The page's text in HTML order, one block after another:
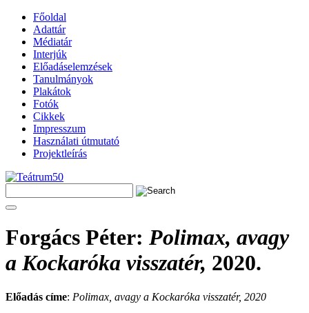
Főoldal
Adattár
Médiatár
Interjúk
Előadáselemzések
Tanulmányok
Plakátok
Fotók
Cikkek
Impresszum
Használati útmutató
Projektleírás
Forgács Péter: Polimax, avagy
a Kockaróka visszatér, 2020.
Előadás címe: Polimax, avagy a Kockaróka visszatér, 2020